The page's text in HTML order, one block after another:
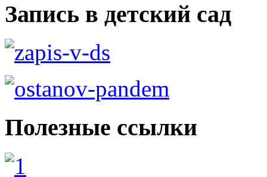
Запись в детский сад
Полезные ссылки